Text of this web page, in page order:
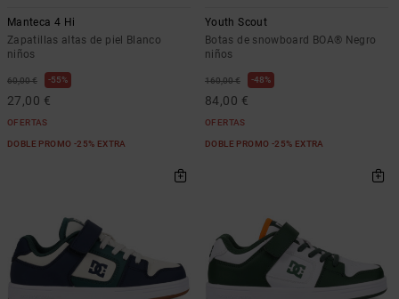
Manteca 4 Hi
Zapatillas altas de piel Blanco
niños
60,00 € 55%
27,00 €
OFERTAS
DOBLE PROMO -25% EXTRA
Youth Scout
Botas de snowboard BOA® Negro
niños
160,00 € 48%
84,00 €
OFERTAS
DOBLE PROMO -25% EXTRA